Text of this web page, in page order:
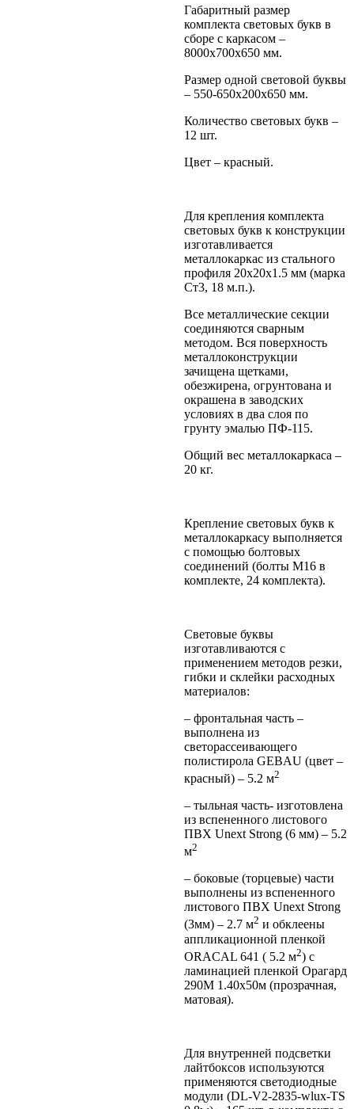
Габаритный размер
комплекта световых букв в
сборе с каркасом –
8000х700х650 мм.
Размер одной световой буквы
– 550-650х200х650 мм.
Количество световых букв –
12 шт.
Цвет – красный.
Для крепления комплекта
световых букв к конструкции
изготавливается
металлокаркас из стального
профиля 20х20х1.5 мм (марка
Ст3, 18 м.п.).
Все металлические секции
соединяются сварным
методом. Вся поверхность
металлоконструкции
зачищена щетками,
обезжирена, огрунтована и
окрашена в заводских
условиях в два слоя по
грунту эмалью ПФ-115.
Общий вес металлокаркаса –
20 кг.
Крепление световых букв к
металлокаркасу выполняется
с помощью болтовых
соединений (болты М16 в
комплекте, 24 комплекта).
Световые буквы
изготавливаются с
применением методов резки,
гибки и склейки расходных
материалов:
– фронтальная часть –
выполнена из
светорассеивающего
полистирола GEBAU (цвет –
красный) – 5.2 м2
– тыльная часть- изготовлена
из вспененного листового
ПВХ Unext Strong (6 мм) – 5.2
м2
– боковые (торцевые) части
выполнены из вспененного
листового ПВХ Unext Strong
(3мм) – 2.7 м2 и обклеены
аппликационной пленкой
ORACAL 641 ( 5.2 м2) с
ламинацией пленкой Орагард
290М 1.40х50м (прозрачная,
матовая).
Для внутренней подсветки
лайтбоксов используются
применяются светодиодные
модули (DL-V2-2835-wlux-TS